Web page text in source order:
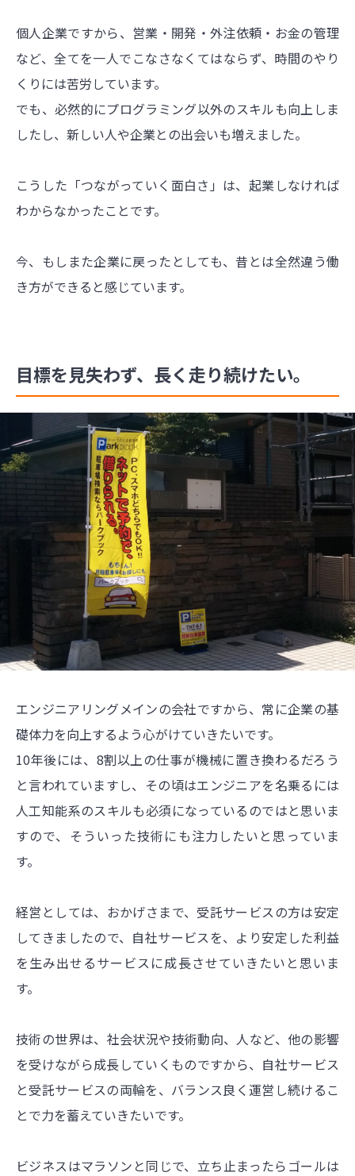
個人企業ですから、営業・開発・外注依頼・お金の管理
など、全てを一人でこなさなくてはならず、時間のやり
くりには苦労しています。
でも、必然的にプログラミング以外のスキルも向上しま
したし、新しい人や企業との出会いも増えました。
こうした「つながっていく面白さ」は、起業しなければ
わからなかったことです。
今、もしまた企業に戻ったとしても、昔とは全然違う働
き方ができると感じています。
目標を見失わず、長く走り続けたい。
エンジニアリングメインの会社ですから、常に企業の基
礎体力を向上するよう心がけていきたいです。
10年後には、8割以上の仕事が機械に置き換わるだろう
と言われていますし、その頃はエンジニアを名乗るには
人工知能系のスキルも必須になっているのではと思いま
すので、そういった技術にも注力したいと思っていま
す。
経営としては、おかげさまで、受託サービスの方は安定
してきましたので、自社サービスを、より安定した利益
を生み出せるサービスに成長させていきたいと思いま
す。
技術の世界は、社会状況や技術動向、人など、他の影響
を受けながら成長していくものですから、自社サービス
と受託サービスの両輪を、バランス良く運営し続けるこ
とで力を蓄えていきたいです。
ビジネスはマラソンと同じで、立ち止まったらゴールは